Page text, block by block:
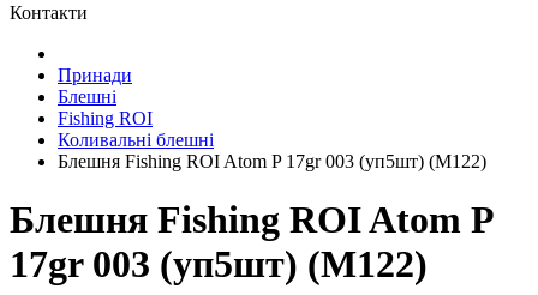
Контакти
Принади
Блешні
Fishing ROI
Коливальні блешні
Блешня Fishing ROI Atom P 17gr 003 (уп5шт) (M122)
Блешня Fishing ROI Atom P
17gr 003 (уп5шт) (M122)